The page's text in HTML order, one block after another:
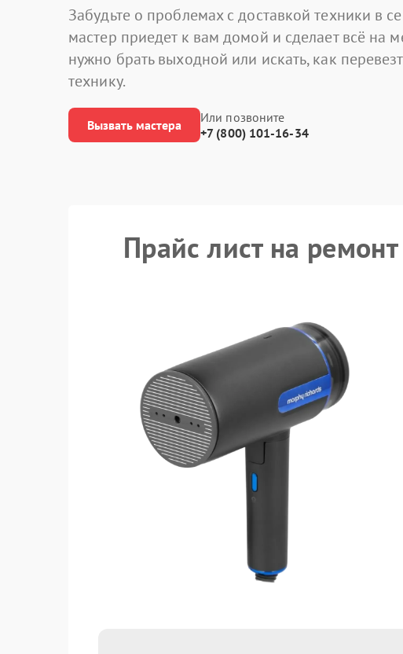
Забудьте о проблемах с доставкой техники в
мастер приедет к вам домой и сделает всё на
нужно брать выходной или искать, как
технику.
Вызвать мастера
Или позвоните
+7 (800) 101-16-34
Прайс лист на